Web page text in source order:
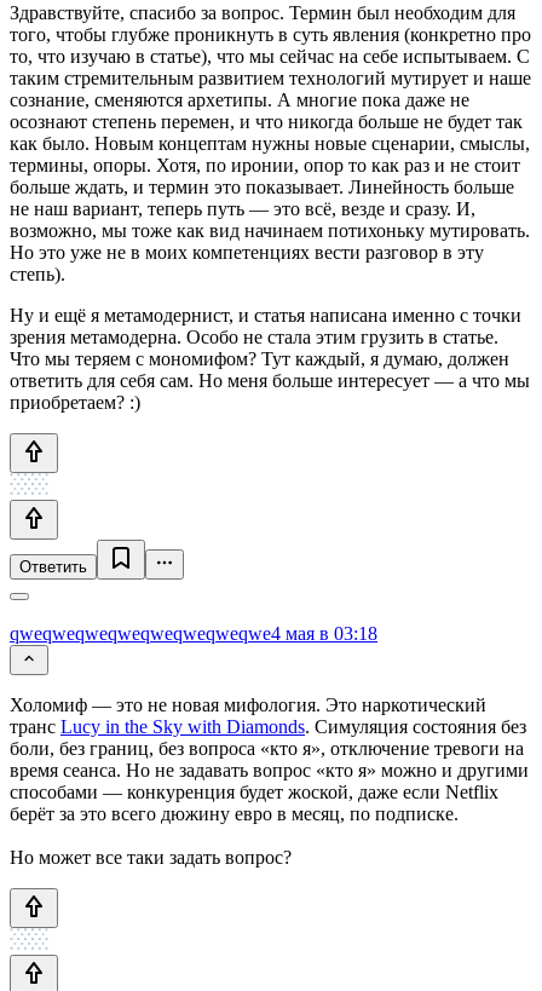
Здравствуйте, спасибо за вопрос. Термин был необходим для
того, чтобы глубже проникнуть в суть явления (конкретно про
то, что изучаю в статье), что мы сейчас на себе испытываем. С
таким стремительным развитием технологий мутирует и наше
сознание, сменяются архетипы. А многие пока даже не
осознают степень перемен, и что никогда больше не будет так
как было. Новым концептам нужны новые сценарии, смыслы,
термины, опоры. Хотя, по иронии, опор то как раз и не стоит
больше ждать, и термин это показывает. Линейность больше
не наш вариант, теперь путь — это всë, везде и сразу. И,
возможно, мы тоже как вид начинаем потихоньку мутировать.
Но это уже не в моих компетенциях вести разговор в эту
степь).
Ну и ещё я метамодернист, и статья написана именно с точки
зрения метамодерна. Особо не стала этим грузить в статье.
Что мы теряем с мономифом? Тут каждый, я думаю, должен
ответить для себя сам. Но меня больше интересует — а что мы
приобретаем? :)
Ответить
qweqweqweqweqweqweqweqwe4 мая в 03:18
Холомиф — это не новая мифология. Это наркотический
транс Lucy in the Sky with Diamonds. Симуляция состояния без
боли, без границ, без вопроса «кто я», отключение тревоги на
время сеанса. Но не задавать вопрос «кто я» можно и другими
способами — конкуренция будет жоской, даже если Netflix
берёт за это всего дюжину евро в месяц, по подписке.
Но может все таки задать вопрос?